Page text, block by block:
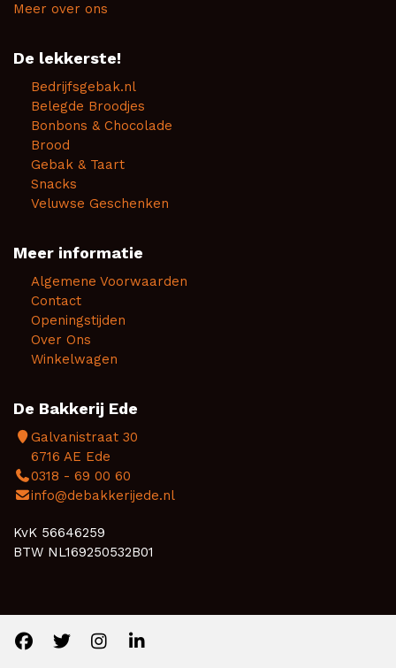
Meer over ons
De lekkerste!
Bedrijfsgebak.nl
Belegde Broodjes
Bonbons & Chocolade
Brood
Gebak & Taart
Snacks
Veluwse Geschenken
Meer informatie
Algemene Voorwaarden
Contact
Openingstijden
Over Ons
Winkelwagen
De Bakkerij Ede
Galvanistraat 30
6716 AE Ede
0318 - 69 00 60
info@debakkerijede.nl
KvK 56646259
BTW NL169250532B01